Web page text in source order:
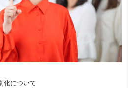
化について